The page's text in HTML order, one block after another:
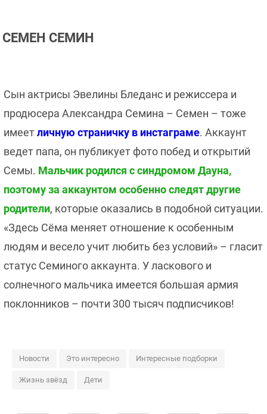
СЕМЕН СЕМИН
Сын актрисы Эвелины Бледанс и режиссера и
продюсера Александра Семина – Семен – тоже
имеетличную страничку в инстаграме. Аккаунт
ведет папа, он публикует фото побед и открытий
Семы. Мальчик родился с синдромом Дауна,
поэтому за аккаунтом особенно следят другие
родители, которые оказались в подобной ситуации.
«Здесь Сёма меняет отношение к особенным
людям и весело учит любить без условий» – гласит
статус Семиного аккаунта. У ласкового и
солнечного мальчика имеется большая армия
поклонников – почти 300 тысяч подписчиков!
Новости Это интересно Интересные подборки
Жизнь звёзд Дети